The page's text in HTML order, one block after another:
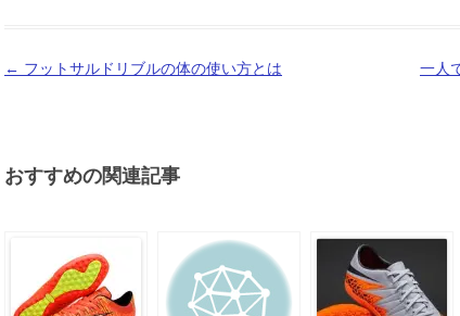
投
ゲ
ン
← フットサルドリブルの体の使い方とは 一人
おすすめの関連記事